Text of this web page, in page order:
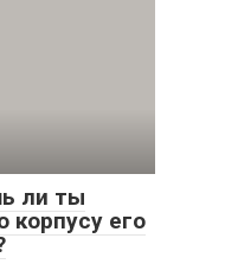
ли ты
корпусу его